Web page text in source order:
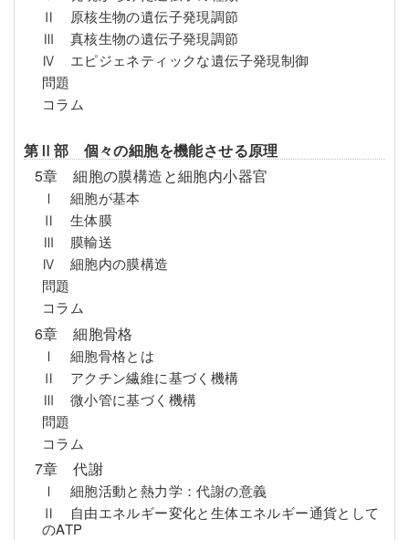
Ⅱ 原核生物の遺伝子発現調節
Ⅲ 真核生物の遺伝子発現調節
Ⅳ エピジェネティックな遺伝子発現制御
問題
コラム
第Ⅱ部 個々の細胞を機能させる原理
5章 細胞の膜構造と細胞内小器官
Ⅰ 細胞が基本
Ⅱ 生体膜
Ⅲ 膜輸送
Ⅳ 細胞内の膜構造
問題
コラム
6章 細胞骨格
Ⅰ 細胞骨格とは
Ⅱ アクチン繊維に基づく機構
Ⅲ 微小管に基づく機構
問題
コラム
7章 代謝
Ⅰ 細胞活動と熱力学：代謝の意義
Ⅱ 自由エネルギー変化と生体エネルギー通貨として
のATP